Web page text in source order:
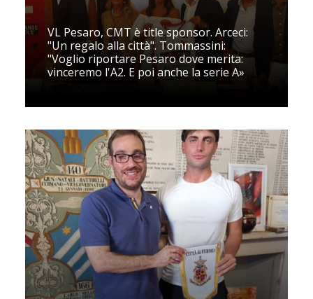
VL Pesaro, CMT è title sponsor. Arceci:
"Un regalo alla città". Tommassini:
"Voglio riportare Pesaro dove merita:
vinceremo l'A2. E poi anche la serie A»